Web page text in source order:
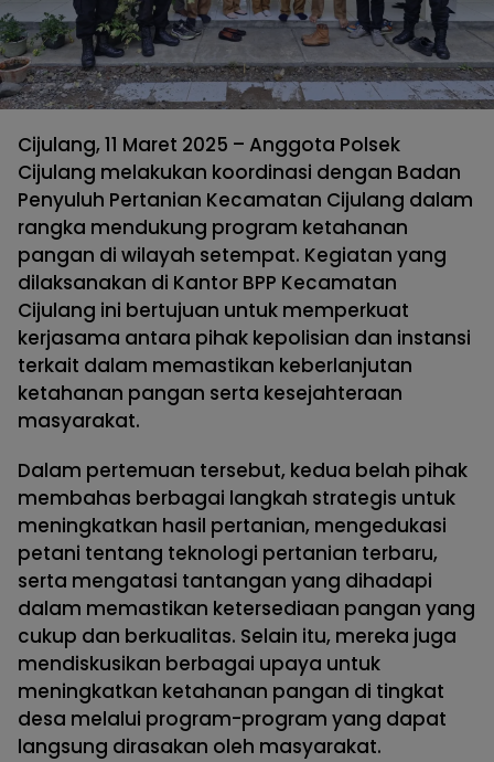
Cijulang, 11 Maret 2025 – Anggota Polsek
Cijulang melakukan koordinasi dengan Badan
Penyuluh Pertanian Kecamatan Cijulang dalam
rangka mendukung program ketahanan
pangan di wilayah setempat. Kegiatan yang
dilaksanakan di Kantor BPP Kecamatan
Cijulang ini bertujuan untuk memperkuat
kerjasama antara pihak kepolisian dan instansi
terkait dalam memastikan keberlanjutan
ketahanan pangan serta kesejahteraan
masyarakat.
Dalam pertemuan tersebut, kedua belah pihak
membahas berbagai langkah strategis untuk
meningkatkan hasil pertanian, mengedukasi
petani tentang teknologi pertanian terbaru,
serta mengatasi tantangan yang dihadapi
dalam memastikan ketersediaan pangan yang
cukup dan berkualitas. Selain itu, mereka juga
mendiskusikan berbagai upaya untuk
meningkatkan ketahanan pangan di tingkat
desa melalui program-program yang dapat
langsung dirasakan oleh masyarakat.